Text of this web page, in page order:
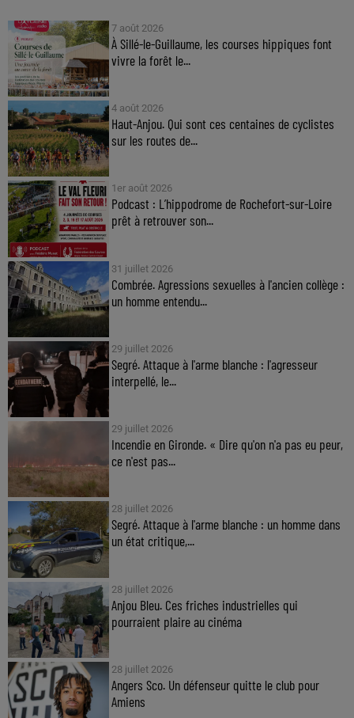
7 août 2026
À Sillé-le-Guillaume, les courses hippiques font
vivre la forêt le...
4 août 2026
Haut-Anjou. Qui sont ces centaines de cyclistes
sur les routes de...
1er août 2026
Podcast : L’hippodrome de Rochefort-sur-Loire
prêt à retrouver son...
31 juillet 2026
Combrée. Agressions sexuelles à l'ancien collège :
un homme entendu...
29 juillet 2026
Segré. Attaque à l'arme blanche : l'agresseur
interpellé, le...
29 juillet 2026
Incendie en Gironde. « Dire qu'on n'a pas eu peur,
ce n'est pas...
28 juillet 2026
Segré. Attaque à l'arme blanche : un homme dans
un état critique,...
28 juillet 2026
Anjou Bleu. Ces friches industrielles qui
pourraient plaire au cinéma
28 juillet 2026
Angers Sco. Un défenseur quitte le club pour
Amiens